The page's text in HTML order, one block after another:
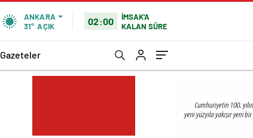
ANKARA
31° AÇIK 02:00
İMSAK'A
KALAN SÜRE
Gazeteler